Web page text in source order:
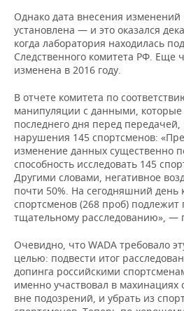
Однако дата внесения
установлена — и это оказался
когда лаборатория находилась
Следственного комитета РФ. Еще
изменена в 2016 году.
В отчете комитета по
манипуляции с данными, которые
последнего дня перед
нарушения 145 спортсменов:
изменение данных существенно
способность исследовать 145
Другими словами, негативное
почти 50%. На сегодняшний день
спортсменов (268 проб) подлежит
тщательному расследованию», —
Очевидно, что WADA требовало
целью: подвести итог
допинга российскими
именно участвовал в махинациях
вне подозрений, и убрать из